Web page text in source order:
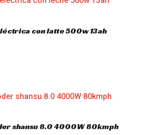
con latte 500w 13ah
shansu 8.0 4000W 80kmph